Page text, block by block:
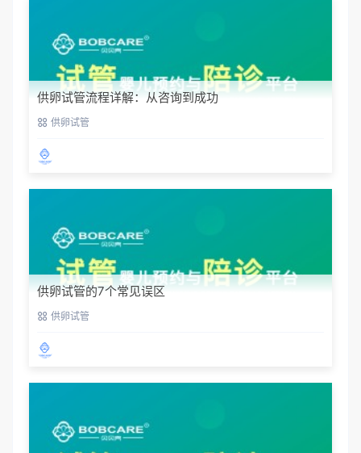
供卵试管流程详解：从咨询到成功
供卵试管
供卵试管的7个常见误区
供卵试管